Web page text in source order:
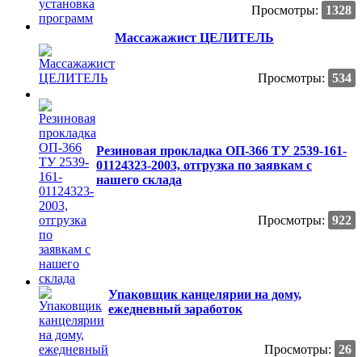
Просмотры:
1328
Массажажист ЦЕЛИТЕЛЬ
Просмотры: 534
Резиновая прокладка ОП-366 ТУ 2539-161-
01124323-2003, отгрузка по заявкам с
нашего склада
Просмотры: 922
Упаковщик канцелярии на дому,
ежедневный заработок
Просмотры: 26